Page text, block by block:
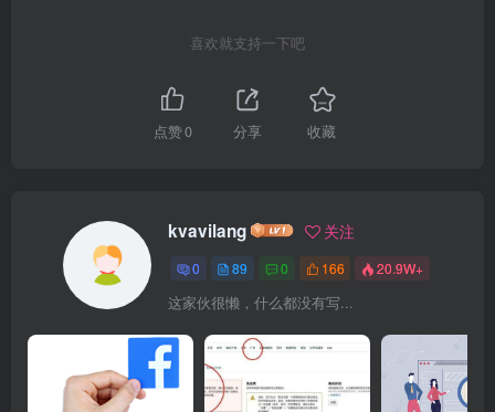
喜欢就支持一下吧
点赞0 分享 收藏
kvavilang 关注
0 89 0 166 20.9W+
这家伙很懒，什么都没有写...